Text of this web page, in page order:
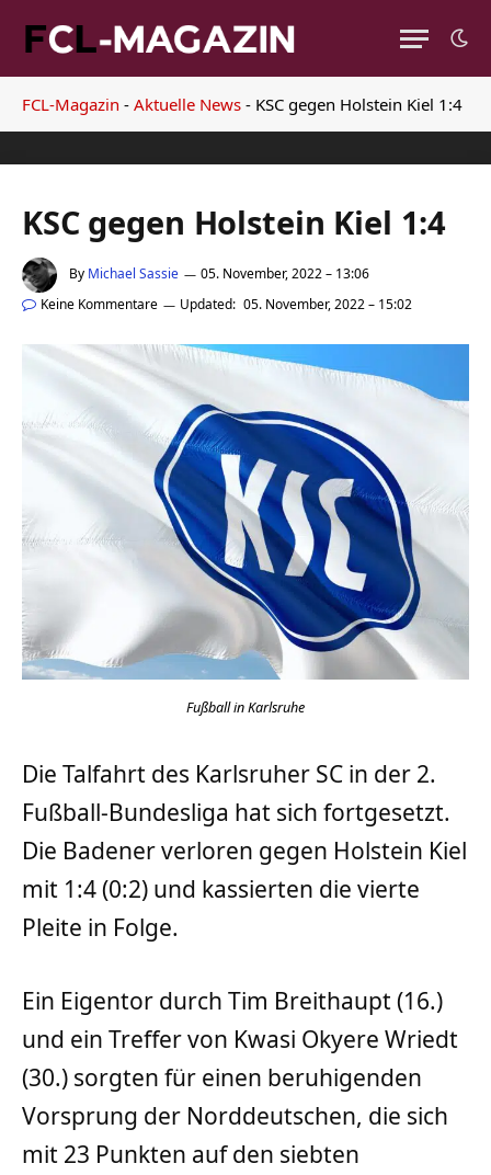
FCL-Magazin - Aktuelle News - KSC gegen Holstein Kiel 1:4
KSC gegen Holstein Kiel 1:4
By Michael Sassie
05. November, 2022 – 13:06
Keine Kommentare
Updated: 05. November, 2022 – 15:02
Fußball in Karlsruhe
Die Talfahrt des Karlsruher SC in der 2.
Fußball-Bundesliga hat sich fortgesetzt.
Die Badener verloren gegen Holstein Kiel
mit 1:4 (0:2) und kassierten die vierte
Pleite in Folge.
Ein Eigentor durch Tim Breithaupt (16.)
und ein Treffer von Kwasi Okyere Wriedt
(30.) sorgten für einen beruhigenden
Vorsprung der Norddeutschen, die sich
mit 23 Punkten auf den siebten